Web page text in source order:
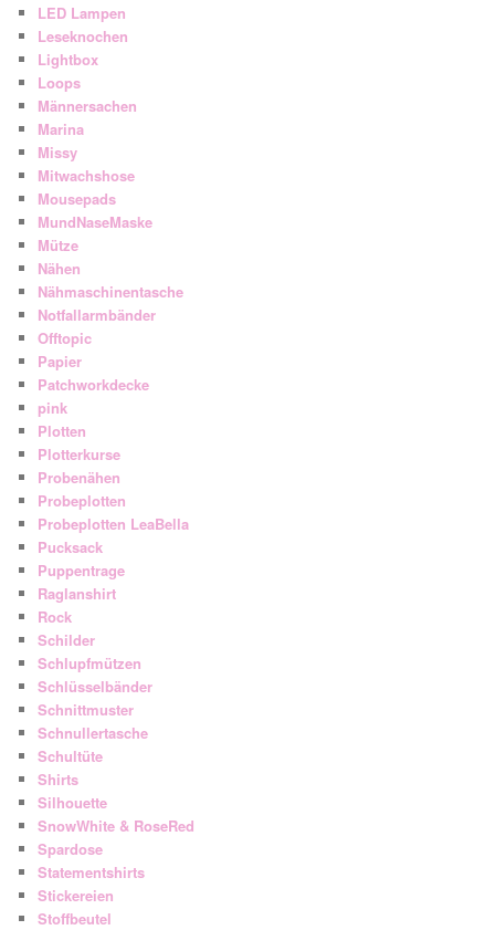
LED Lampen
Leseknochen
Lightbox
Loops
Männersachen
Marina
Missy
Mitwachshose
Mousepads
MundNaseMaske
Mütze
Nähen
Nähmaschinentasche
Notfallarmbänder
Offtopic
Papier
Patchworkdecke
pink
Plotten
Plotterkurse
Probenähen
Probeplotten
Probeplotten LeaBella
Pucksack
Puppentrage
Raglanshirt
Rock
Schilder
Schlupfmützen
Schlüsselbänder
Schnittmuster
Schnullertasche
Schultüte
Shirts
Silhouette
SnowWhite & RoseRed
Spardose
Statementshirts
Stickereien
Stoffbeutel